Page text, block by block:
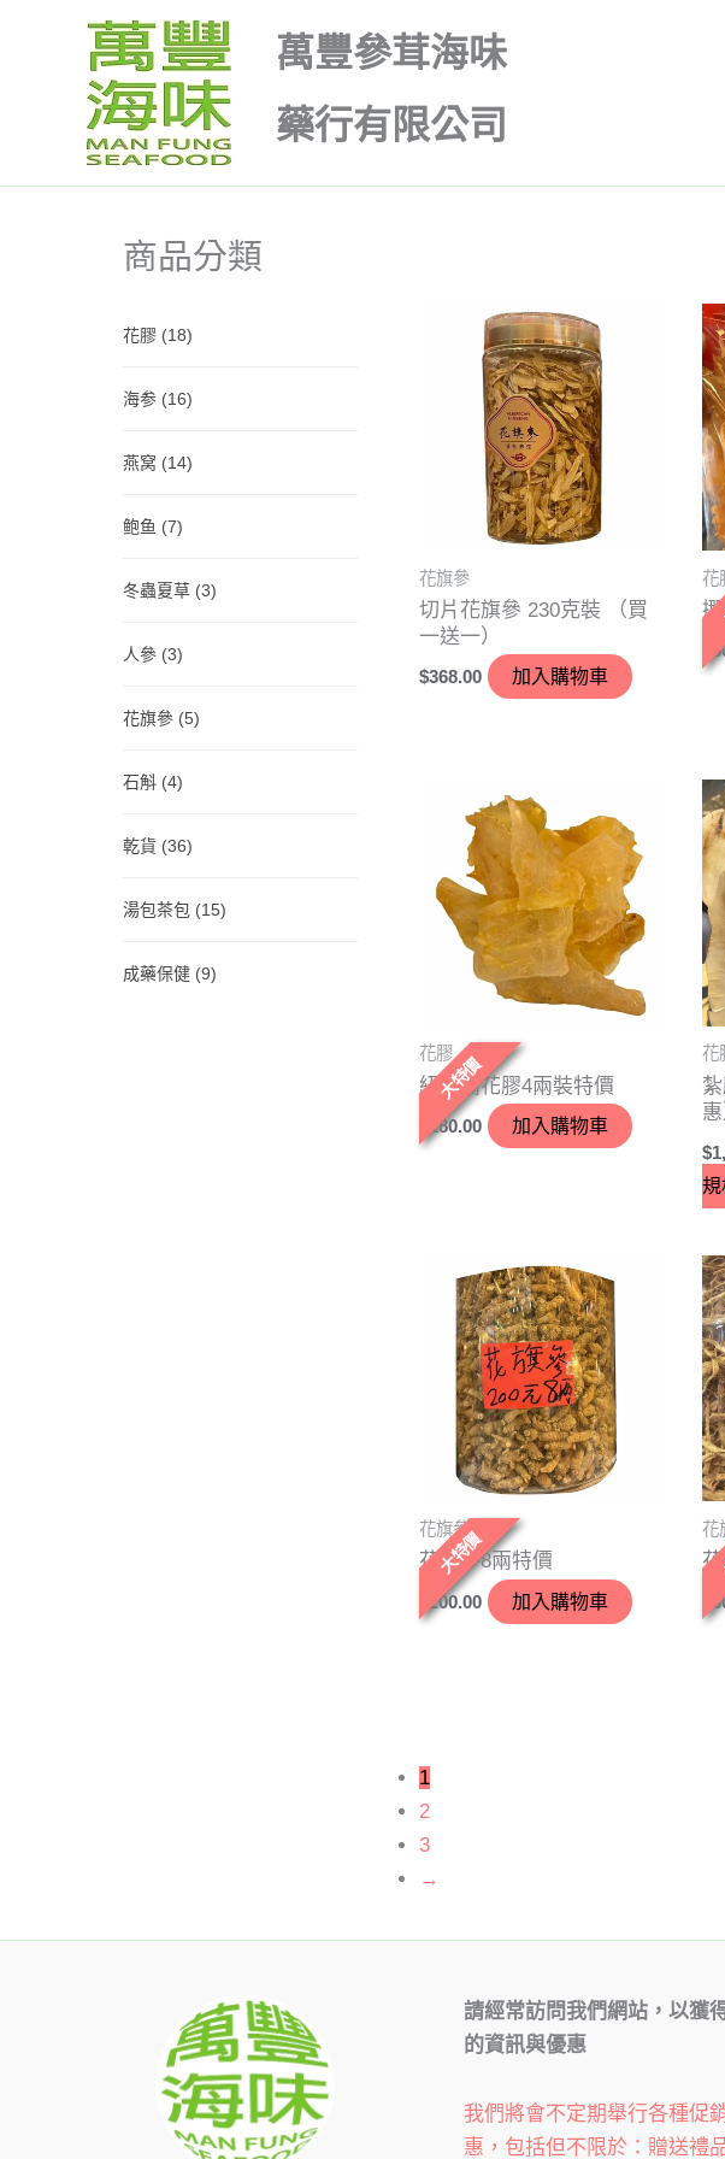
容
萬豐參茸海味
藥行有限公司
商品分類
花膠 (18)
海参 (16)
燕窝 (14)
鲍鱼 (7)
冬蟲夏草 (3)
人參 (3)
花旗參 (5)
石斛 (4)
乾貨 (36)
湯包茶包 (15)
成藥保健 (9)
花旗參
切片花旗參 230克裝 （買
一送一）
$368.00 加入購物車
花
大特價
花膠
紐西蘭花膠4兩裝特價
180.00 加入購物車
花
惠
$
大特價
花旗參
花旗參8兩特價
200.00 加入購物車
花
1
2
3
→
請經常訪問我們網站，以獲
的資訊與優惠
我們將會不定期舉行各種促
惠，包括但不限於：贈送禮